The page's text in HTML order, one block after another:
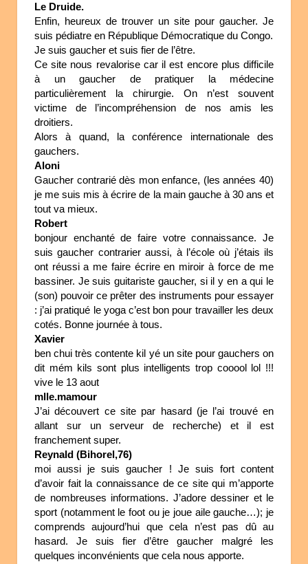
Le Druide.
Enfin, heureux de trouver un site pour gaucher. Je
suis pédiatre en République Démocratique du Congo.
Je suis gaucher et suis fier de l’être.
Ce site nous revalorise car il est encore plus difficile
à un gaucher de pratiquer la médecine
particulièrement la chirurgie. On n’est souvent
victime de l’incompréhension de nos amis les
droitiers.
Alors à quand, la conférence internationale des
gauchers.
Aloni
Gaucher contrarié dès mon enfance, (les années 40)
je me suis mis à écrire de la main gauche à 30 ans et
tout va mieux.
Robert
bonjour enchanté de faire votre connaissance. Je
suis gaucher contrarier aussi, à l’école où j’étais ils
ont réussi a me faire écrire en miroir à force de me
bassiner. Je suis guitariste gaucher, si il y en a qui le
(son) pouvoir ce prêter des instruments pour essayer
: j’ai pratiqué le yoga c’est bon pour travailler les deux
cotés. Bonne journée à tous.
Xavier
ben chui très contente kil yé un site pour gauchers on
dit mém kils sont plus intelligents trop cooool lol !!!
vive le 13 aout
mlle.mamour
J’ai découvert ce site par hasard (je l’ai trouvé en
allant sur un serveur de recherche) et il est
franchement super.
Reynald (Bihorel,76)
moi aussi je suis gaucher ! Je suis fort content
d’avoir fait la connaissance de ce site qui m’apporte
de nombreuses informations. J’adore dessiner et le
sport (notamment le foot ou je joue aile gauche…); je
comprends aujourd’hui que cela n’est pas dû au
hasard. Je suis fier d’être gaucher malgré les
quelques inconvénients que cela nous apporte.